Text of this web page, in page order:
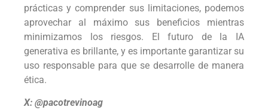
prácticas y comprender sus limitaciones, podemos
aprovechar al máximo sus beneficios mientras
minimizamos los riesgos. El futuro de la IA
generativa es brillante, y es importante garantizar su
uso responsable para que se desarrolle de manera
ética.
X: @pacotrevinoag